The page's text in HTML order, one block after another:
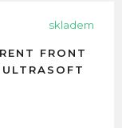
skladem
FRONT